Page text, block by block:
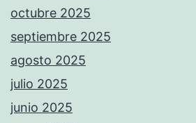
octubre 2025
septiembre 2025
agosto 2025
julio 2025
junio 2025